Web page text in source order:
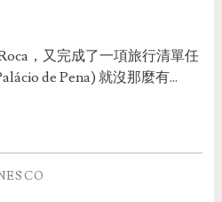
，又完成了一項旅行清單任
de Pena) 就沒那麼有...